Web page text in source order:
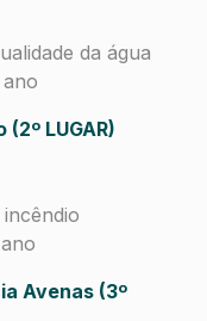
da água
LUGAR)
Avenas (3º